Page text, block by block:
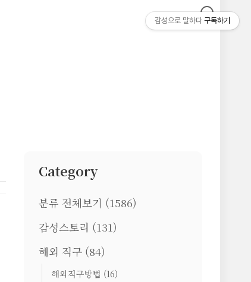
Category
분류 전체보기 (1586)
감성스토리 (131)
해외 직구 (84)
해외직구방법 (16)
감성으로 말하다 구독하기